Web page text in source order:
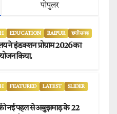
पोपुलर
EDUCATION RAIPUR छत्तीसगढ़
ने इंडक्शन प्रोग्राम 2026 का
किया.
FEATURED LATEST
SLIDER
की नई पहल से अबुझमाड़ के 22